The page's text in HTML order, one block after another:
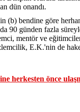
dün onandı.
(b) bendine göre
90 günden fazla
mentör ve
E.K.'nin de
herkesten önce